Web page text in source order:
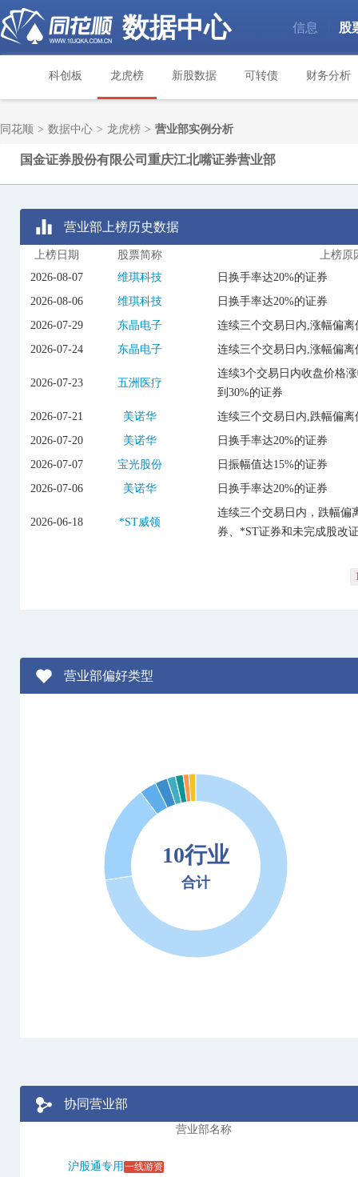
数据中心 信息 股
科创板 龙虎榜 新股数据 可转债 财务分析
同花顺 > 数据中心 > 龙虎榜 > 营业部实例分析
国金证券股份有限公司重庆江北嘴证券营业部
营业部上榜历史数据
上榜日期 股票简称
上榜原
2026-08-07
维琪科技
日换手率达20%的证券
2026-08-06
维琪科技
日换手率达20%的证券
2026-07-29
东晶电子
连续三个交易日内,涨幅偏离
2026-07-24
东晶电子 连续三个交易日内,涨幅偏离
2026-07-23 五洲医疗
连续3个交易日内收盘价格
到30%的证券
2026-07-21
美诺华
连续三个交易日内,跌幅偏离
2026-07-20
美诺华
日换手率达20%的证券
2026-07-07
宝光股份
日振幅值达15%的证券
2026-07-06
美诺华 日换手率达20%的证券
2026-06-18 *ST威领
连续三个交易日内，跌幅偏
券、*ST证券和未完成股改
营业部偏好类型
10行业
合计
协同营业部
营业部名称
沪股通专用 一线游资